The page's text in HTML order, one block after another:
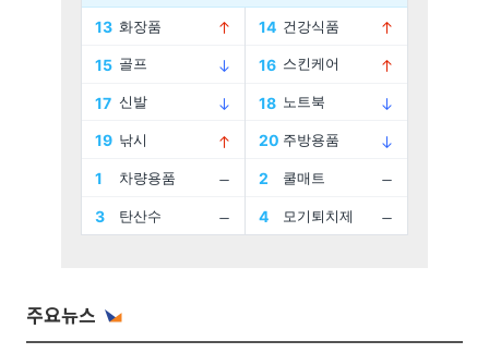
주요뉴스